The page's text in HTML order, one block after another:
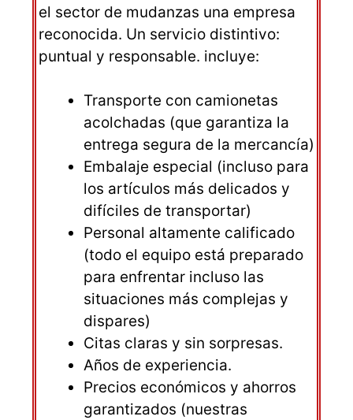
el sector de mudanzas una empresa
reconocida. Un servicio distintivo:
puntual y responsable. incluye:
Transporte con camionetas
acolchadas (que garantiza la
entrega segura de la mercancía)
Embalaje especial (incluso para
los artículos más delicados y
difíciles de transportar)
Personal altamente calificado
(todo el equipo está preparado
para enfrentar incluso las
situaciones más complejas y
dispares)
Citas claras y sin sorpresas.
Años de experiencia.
Precios económicos y ahorros
garantizados (nuestras